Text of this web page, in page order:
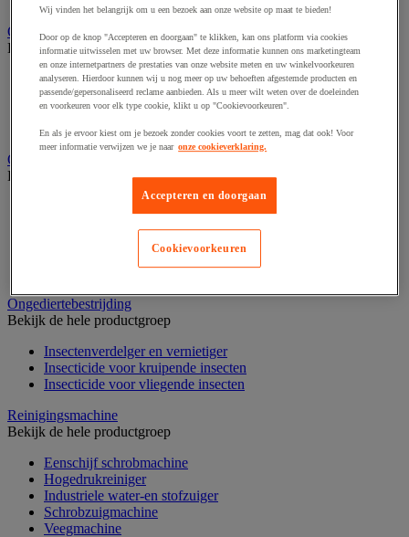
Onderdelen voor sanitair, douche en badkamer
Bekijk de hele productgroep
Douche apparatuur
Onderdelen voor badkamer
Sanitaire scheidingswand en cabine
Sanitaire uitrusting
Onderhoudsproduct
Bekijk de hele productgroep
Vloer- en allesreiniger
Wasmiddel en -verzachter
Ongediertebestrijding
Bekijk de hele productgroep
Insectenverdelger en vernietiger
Insecticide voor kruipende insecten
Insecticide voor vliegende insecten
Reinigingsmachine
Bekijk de hele productgroep
Eenschijf schrobmachine
Hogedrukreiniger
Industriele water-en stofzuiger
Schrobzuigmachine
Veegmachine
Wij vinden het belangrijk om u een bezoek aan onze website op maat te bieden!
Door op de knop "Accepteren en doorgaan" te klikken, kan ons platform via cookies
informatie uitwisselen met uw browser. Met deze informatie kunnen ons marketingteam
en onze internetpartners de prestaties van onze website meten en uw winkelvoorkeuren
analyseren. Hierdoor kunnen wij u nog meer op uw behoeften afgestemde producten en
passende/gepersonaliseerd reclame aanbieden. Als u meer wilt weten over de doeleinden
en voorkeuren voor elk type cookie, klikt u op "Cookievoorkeuren".
En als je ervoor kiest om je bezoek zonder cookies voort te zetten, mag dat ook! Voor
meer informatie verwijzen we je naar onze cookieverklaring.
Accepteren en doorgaan
Cookievoorkeuren